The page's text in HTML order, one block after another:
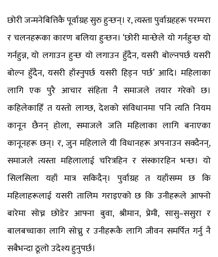
छोरी जन्मनेबित्तिकै पूर्वाग्रह सुरु हुन्छन्। र, त्यस्ता पुर्वाग्रहहरू परम्परा
र चलनहरूका कारण बलिया हुन्छन। ‘छोरी मान्छेले यो गर्नहुन्छ यो
गर्नहुन्न, यो लगाउन हुन्छ यो लगाउन हुँदैन, यसरी बोल्नपर्छ यसरी
बोल्न हुँदैन, यसरी हाँस्नुपर्छ यसरी हिड्न पर्छ’ आदि। महिलाका
लागि एक पुरै आचार संहिता नै समाजले तयार गरेको छ।
कहिलेकाहिँ त यस्तो लाग्छ, देशको संविधानमा पनि त्यति नियम
कानून छैनन् होला, समाजले जति महिलाका लागि बनाएका
कानूनहरू छन्। र, जुन महिलाले यी विधानहरू अपनाउन सक्दैनन्,
समाजले त्यस्ता महिलालाई चरित्रहिन र संस्कारहिन भन्छ। यो
सिलसिला यहाँ मात्र सकिदैन्। पुर्वाग्रह त यहाँसम्म छ कि
महिलाहरूलाई यसरी तालिम गराइएको छ कि उनीहरूले आफ्नो
बारेमा सोच्न छोडेर आफ्ना बुवा, श्रीमान, प्रेमी, सासु–ससुरा र
बालबच्चाका लागि सोच्नु र उनीहरूकै लागि जीवन समर्पित गर्नु नै
सबैभन्दा ठूलो उदेश्य हुनुपर्छ।